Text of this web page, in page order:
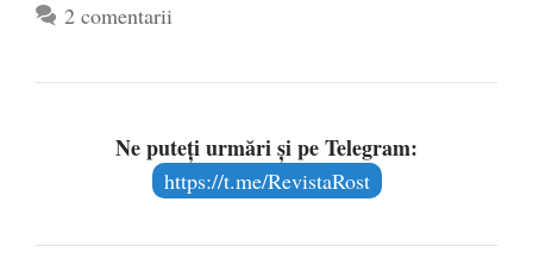
2 comentarii
Ne puteți urmări și pe Telegram:
https://t.me/RevistaRost